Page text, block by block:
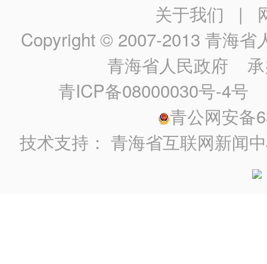
关于我们 |
Copyright © 2007-2013 青海省
青海省人民政府 承
青ICP备08000030号-4号
青公网安备
技术支持：青海省互联网新闻